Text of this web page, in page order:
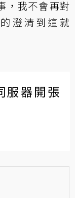
，我不會再對
澄清到這就
服器開張